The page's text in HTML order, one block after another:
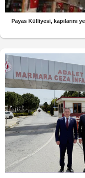
Payas Külliyesi, kapılarını